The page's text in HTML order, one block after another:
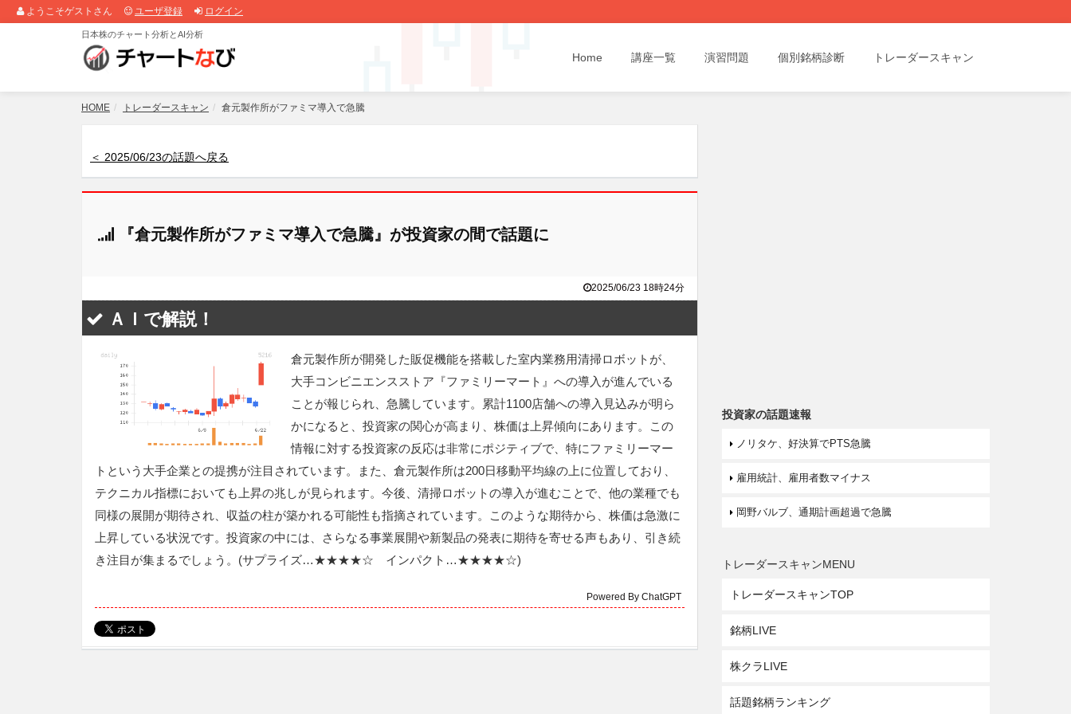
ようこそゲストさん ユーザ登録 ログイン
日本株のチャート分析とAI分析
Home 講座一覧 演習問題 個別銘柄診断 トレーダースキャン
HOME トレーダースキャン 倉元製作所がファミマ導入で急騰
＜ 2025/06/23の話題へ戻る
『倉元製作所がファミマ導入で急騰』が投資家の間で話題に
2025/06/23 18時24分
ＡＩで解説！
倉元製作所が開発した販促機能を搭載した室内業務用清掃ロボットが、
大手コンビニエンスストア『ファミリーマート』への導入が進んでいる
ことが報じられ、急騰しています。累計1100店舗への導入見込みが明ら
かになると、投資家の関心が高まり、株価は上昇傾向にあります。この
情報に対する投資家の反応は非常にポジティブで、特にファミリーマー
トという大手企業との提携が注目されています。また、倉元製作所は200日移動平均線の上に位置しており、
テクニカル指標においても上昇の兆しが見られます。今後、清掃ロボットの導入が進むことで、他の業種でも
同様の展開が期待され、収益の柱が築かれる可能性も指摘されています。このような期待から、株価は急激に
上昇している状況です。投資家の中には、さらなる事業展開や新製品の発表に期待を寄せる声もあり、引き続
き注目が集まるでしょう。(サプライズ…★★★★☆ インパクト…★★★★☆)
Powered By ChatGPT
投資家の話題速報
ノリタケ、好決算でPTS急騰
雇用統計、雇用者数マイナス
岡野バルブ、通期計画超過で急騰
トレーダースキャンMENU
トレーダースキャンTOP
銘柄LIVE
株クラLIVE
話題銘柄ランキング